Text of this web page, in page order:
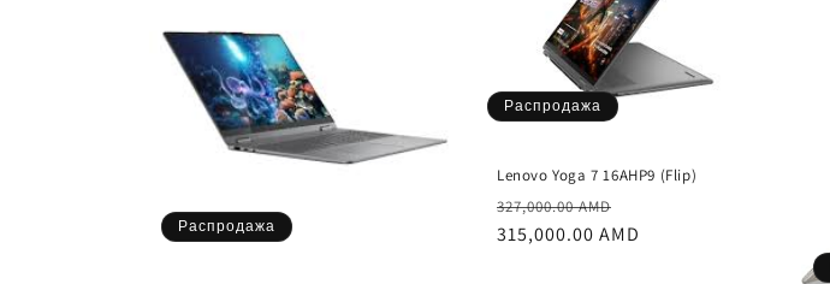
Распродажа
Распродажа
Lenovo Yoga 7 16AHP9 (Flip)
Обычная
цена
327,000.00 AMD
со
315,000.00 AMD